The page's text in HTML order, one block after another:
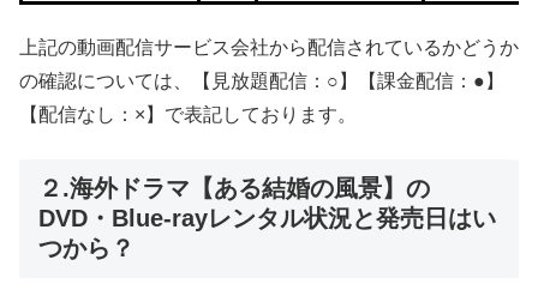
上記の動画配信サービス会社から配信されているかどうか
の確認については、【見放題配信：○】【課金配信：●】
【配信なし：×】で表記しております。
２.海外ドラマ【ある結婚の風景】の
DVD・Blue-rayレンタル状況と発売日はい
つから？